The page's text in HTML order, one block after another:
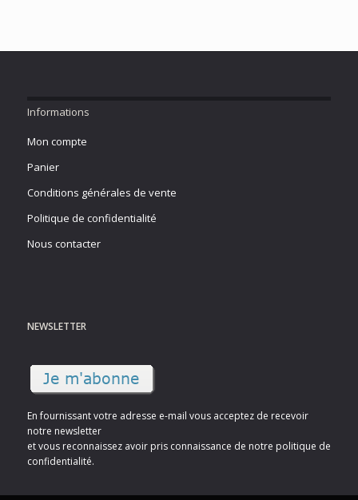
Informations
Mon compte
Panier
Conditions générales de vente
Politique de confidentialité
Nous contacter
NEWSLETTER
En fournissant votre adresse e-mail vous acceptez de recevoir
notre newsletter
et vous reconnaissez avoir pris connaissance de notre politique de
confidentialité.